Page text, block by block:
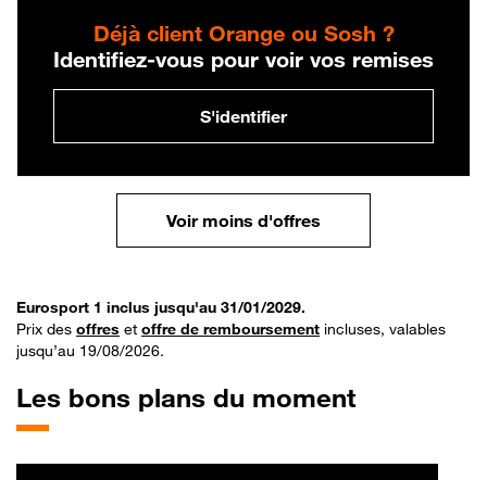
Déjà client Orange ou Sosh ?
Identifiez-vous pour voir vos remises
S'identifier
Voir moins d'offres
Eurosport 1 inclus jusqu'au 31/01/2029.
Prix des offres et offre de remboursement incluses, valables
jusqu’au 19/08/2026.
Les bons plans du moment